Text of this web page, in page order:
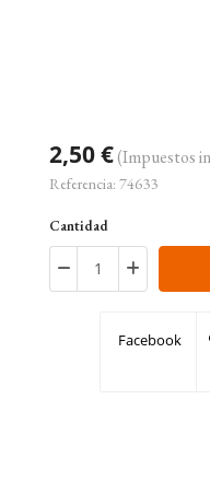
2,50 €(Impuestos
Referencia: 74633
Cantidad
Facebook